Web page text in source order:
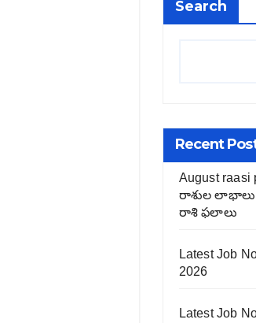
Search
Recent
August
రాశుల లాభాలు
రాశి ఫలాలు
Latest Job
2026
Latest Job